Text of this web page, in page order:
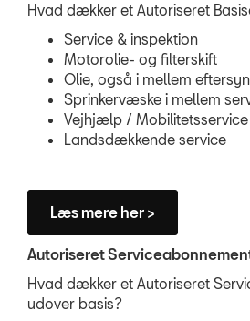
Hvad dækker et Autoriseret
Service & inspektion
Motorolie- og filterskift
Olie, også i mellem eftersyn
Sprinkervæske i mellem
Vejhjælp / Mobilitetsservice
Landsdækkende service
Læs mere her >
Autoriseret
Hvad dækker et Autoriseret
udover basis?